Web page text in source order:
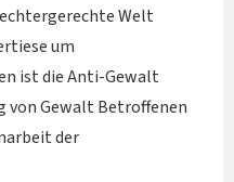
Welt
um
ist die Anti-Gewalt
von Gewalt Betroffenen
der